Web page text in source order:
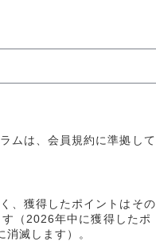
ムは、会員規約に準拠して
、獲得したポイントはその
（2026年中に獲得したポ
滅します）。